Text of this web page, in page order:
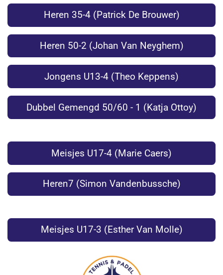
Heren 35-4 (Patrick De Brouwer)
Heren 50-2 (Johan Van Neyghem)
Jongens U13-4 (Theo Keppens)
Dubbel Gemengd 50/60 - 1 (Katja Ottoy)
Meisjes U17-4 (Marie Caers)
Heren7 (Simon Vandenbussche)
Meisjes U17-3 (Esther Van Molle)